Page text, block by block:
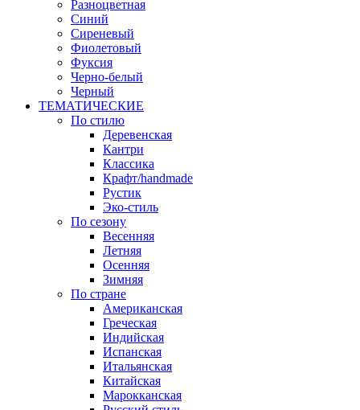
Разноцветная
Синий
Сиреневый
Фиолетовый
Фуксия
Черно-белый
Черный
ТЕМАТИЧЕСКИЕ
По стилю
Деревенская
Кантри
Классика
Крафт/handmade
Рустик
Эко-стиль
По сезону
Весенняя
Летняя
Осенняя
Зимняя
По стране
Американская
Греческая
Индийская
Испанская
Итальянская
Китайская
Марокканская